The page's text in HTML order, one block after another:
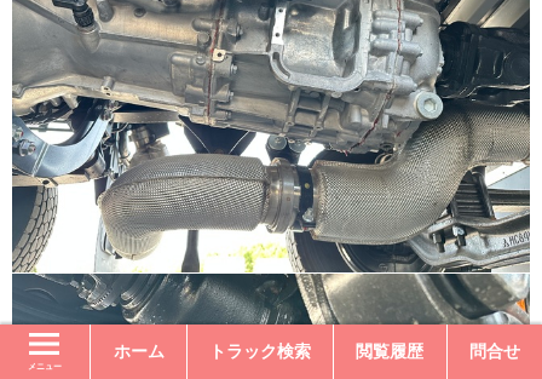
メニュー
ホーム トラック検索 閲覧履歴 問合せ